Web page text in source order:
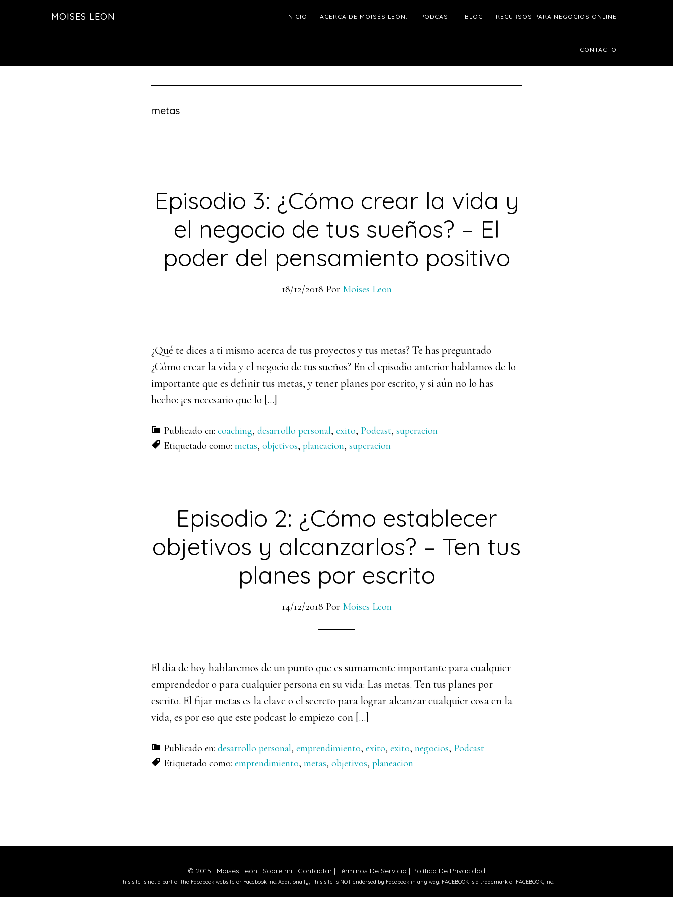
MOISES LEON INICIO ACERCA DE MOISÉS LEÓN: PODCAST BLOG RECURSOS PARA NEGOCIOS ONLINE
CONTACTO
metas
Episodio 3: ¿Cómo crear la vida y
el negocio de tus sueños? – El
poder del pensamiento positivo
18/12/2018 Por Moises Leon
¿Qué te dices a ti mismo acerca de tus proyectos y tus metas? Te has preguntado
¿Cómo crear la vida y el negocio de tus sueños? En el episodio anterior hablamos de lo
importante que es definir tus metas, y tener planes por escrito, y si aún no lo has
hecho: ¡es necesario que lo […]
Publicado en: coaching, desarrollo personal, exito, Podcast, superacion
Etiquetado como: metas, objetivos, planeacion, superacion
Episodio 2: ¿Cómo establecer
objetivos y alcanzarlos? – Ten tus
planes por escrito
14/12/2018 Por Moises Leon
El día de hoy hablaremos de un punto que es sumamente importante para cualquier
emprendedor o para cualquier persona en su vida: Las metas. Ten tus planes por
escrito. El fijar metas es la clave o el secreto para lograr alcanzar cualquier cosa en la
vida, es por eso que este podcast lo empiezo con […]
Publicado en: desarrollo personal, emprendimiento, exito, exito, negocios, Podcast
Etiquetado como: emprendimiento, metas, objetivos, planeacion
© 2015+ Moisés León | Sobre mi | Contactar | Términos De Servicio | Política De Privacidad
This site is not a part of the Facebook website or Facebook Inc. Additionally, This site is NOT endorsed by Facebook in any way. FACEBOOK is a trademark of FACEBOOK, Inc.